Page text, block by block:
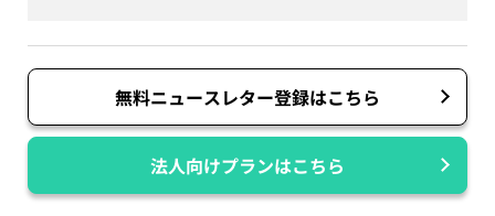
無料ニュースレター登録はこちら
法人向けプランはこちら